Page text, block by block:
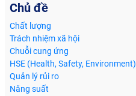
Chủ đề
Chất lượng
Trách nhiệm xã hội
Chuỗi cung ứng
HSE (Health, Safety, Environment)
Quản lý rủi ro
Năng suất